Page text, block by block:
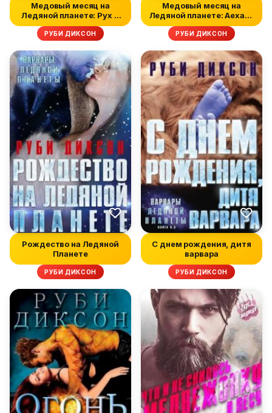
Медовый месяц на
Ледяной планете: Рух и
Харлоу
РУБИ ДИКСОН
Медовый месяц на
Ледяной планете: Аехако
и Кайра
РУБИ ДИКСОН
Рождество на Ледяной
Планете
РУБИ ДИКСОН
С днем рождения, дитя
варвара
РУБИ ДИКСОН